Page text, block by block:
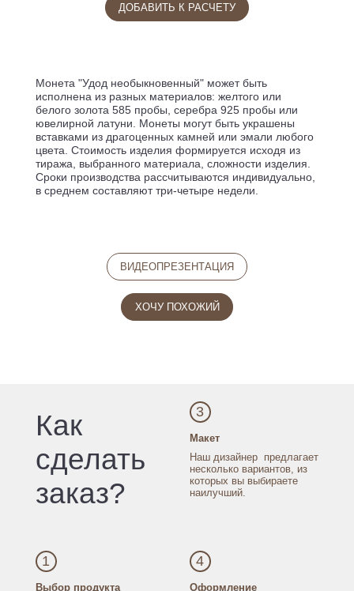
ДОБАВИТЬ К РАСЧЕТУ
Монета "Удод необыкновенный" может быть
исполнена из разных материалов: желтого или
белого золота 585 пробы, серебра 925 пробы или
ювелирной латуни. Монеты могут быть украшены
вставками из драгоценных камней или эмали любого
цвета. Стоимость изделия формируется исходя из
тиража, выбранного материала, сложности изделия.
Сроки производства рассчитываются индивидуально,
в среднем составляют три-четыре недели.
ВИДЕОПРЕЗЕНТАЦИЯ
ХОЧУ ПОХОЖИЙ
Как
сделать
заказ?
1
Выбор продукта
3
Макет
Наш дизайнер предлагает
нескольковариантов, из
которых вы выбираете
наилучший.
4
Оформление